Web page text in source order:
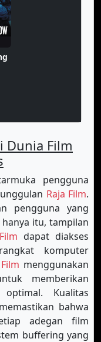
Dunia Film
pengguna
Raja Film.
pengguna yang
itu, tampilan
dapat diakses
komputer
menggunakan
memberikan
Kualitas
bahwa
adegan film
buffering yang